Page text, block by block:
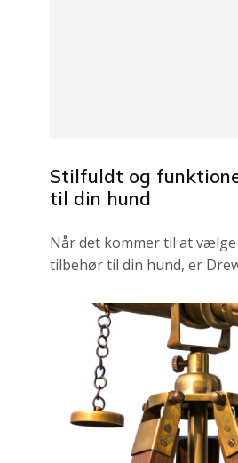
Stilfuldt og
til din hund
Når det kommer til at
tilbehør til din hund, er